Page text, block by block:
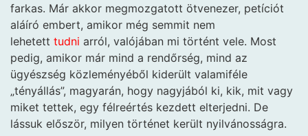
farkas. Már akkor megmozgatott ötvenezer, petíciót
aláíró embert, amikor még semmit nem
lehetett tudni arról, valójában mi történt vele. Most
pedig, amikor már mind a rendőrség, mind az
ügyészség közleményéből kiderült valamiféle
„tényállás”, magyarán, hogy nagyjából ki, kik, mit vagy
miket tettek, egy félreértés kezdett elterjedni. De
lássuk először, milyen történet került nyilvánosságra.